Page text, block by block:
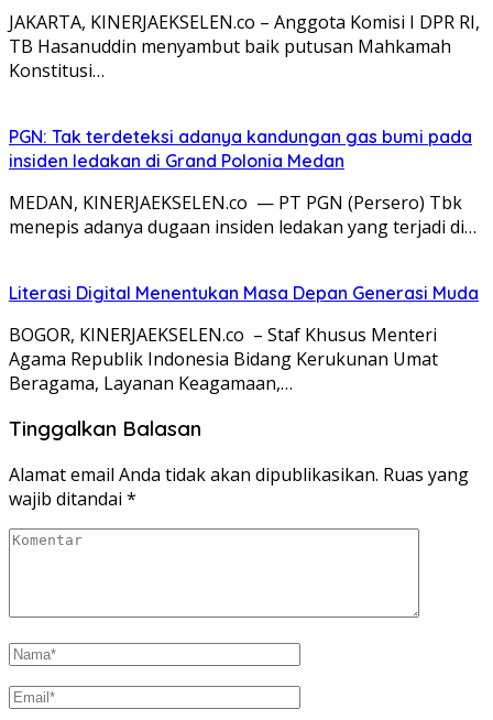
JAKARTA, KINERJAEKSELEN.co – Anggota Komisi I DPR RI,
TB Hasanuddin menyambut baik putusan Mahkamah
Konstitusi…
PGN: Tak terdeteksi adanya kandungan gas bumi pada
insiden ledakan di Grand Polonia Medan
MEDAN, KINERJAEKSELEN.co — PT PGN (Persero) Tbk
menepis adanya dugaan insiden ledakan yang terjadi di…
Literasi Digital Menentukan Masa Depan Generasi Muda
BOGOR, KINERJAEKSELEN.co – Staf Khusus Menteri
Agama Republik Indonesia Bidang Kerukunan Umat
Beragama, Layanan Keagamaan,…
Tinggalkan Balasan
Alamat email Anda tidak akan dipublikasikan. Ruas yang
wajib ditandai *